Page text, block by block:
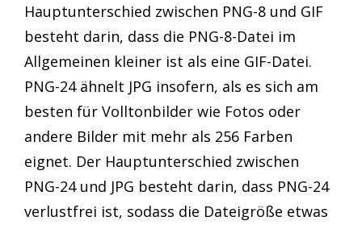
Hauptunterschied zwischen PNG-8 und GIF
besteht darin, dass die PNG-8-Datei im
Allgemeinen kleiner ist als eine GIF-Datei.
PNG-24 ähnelt JPG insofern, als es sich am
besten für Volltonbilder wie Fotos oder
andere Bilder mit mehr als 256 Farben
eignet. Der Hauptunterschied zwischen
PNG-24 und JPG besteht darin, dass PNG-24
verlustfrei ist, sodass die Dateigröße etwas